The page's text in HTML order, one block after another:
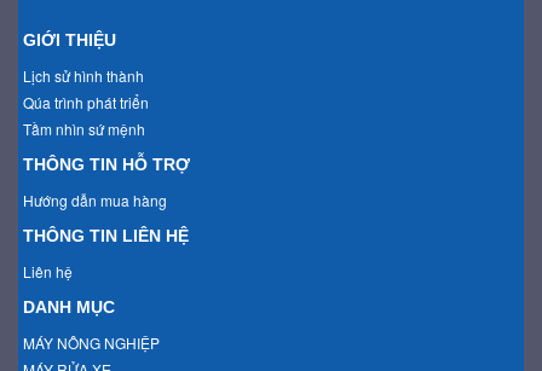
GIỚI THIỆU
Lịch sử hình thành
Qúa trình phát triển
Tầm nhìn sứ mệnh
THÔNG TIN HỖ TRỢ
Hướng dẫn mua hàng
THÔNG TIN LIÊN HỆ
Liên hệ
DANH MỤC
MÁY NÔNG NGHIỆP